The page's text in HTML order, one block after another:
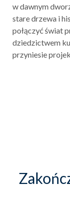
w dawnym
stare drzewa i
połączyć świat
dziedzictwem
przyniesie